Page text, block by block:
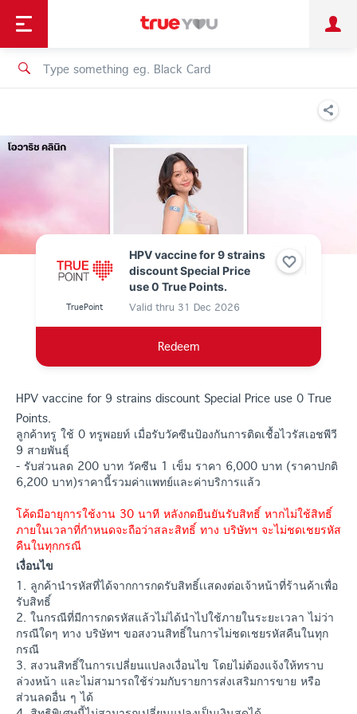
Personal Business
Shopping
เทรนด์เทคโนโลยี
HPV vaccine for 9 strains
discount Special Price
use 0 True Points.
TruePoint Valid thru 31 Dec 2026
Redeem
HPV vaccine for 9 strains discount Special Price use 0 True
Points.
ลูกค้าทรู ใช้ 0 ทรูพอยท์ เมื่อรับวัคซีนป้องกันการติดเชื้อไวรัสเอชพีวี
9 สายพันธุ์
- รับส่วนลด 200 บาท วัคซีน 1 เข็ม ราคา 6,000 บาท (ราคาปกติ
6,200 บาท)ราคานี้รวมค่าแพทย์และค่าบริการแล้ว
โค้ดมีอายุการใช้งาน 30 นาที หลังกดยืนยันรับสิทธิ์ หากไม่ใช้สิทธิ์
ภายในเวลาที่กำหนดจะถือว่าสละสิทธิ์ ทาง บริษัทฯ จะไม่ชดเชยรหัส
คืนในทุกกรณี
เงื่อนไข
1. ลูกค้านำรหัสที่ได้จากการกดรับสิทธิ์เเสดงต่อเจ้าหน้าที่ร้านค้าเพื่อ
รับสิทธิ์
2. ในกรณีที่มีการกดรหัสแล้วไม่ได้นำไปใช้ภายในระยะเวลา ไม่ว่า
กรณีใดๆ ทาง บริษัทฯ ขอสงวนสิทธิ์ในการไม่ชดเชยรหัสคืนในทุก
กรณี
3. สงวนสิทธิ์ในการเปลี่ยนแปลงเงื่อนไข โดยไม่ต้องแจ้งให้ทราบ
ล่วงหน้า และไม่สามารถใช้ร่วมกับรายการส่งเสริมการขาย หรือ
ส่วนลดอื่น ๆ ได้